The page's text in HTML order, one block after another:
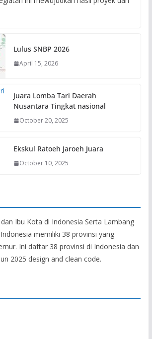
Lulus SNBP 2026
April 15, 2026
Juara Lomba Tari Daerah
Nusantara Tingkat nasional
October 20, 2025
Ekskul Ratoeh Jaroeh Juara
October 10, 2025
Ibu Kota di Indonesia Serta Lambang
memiliki 38 provinsi yang
Ini daftar 38 provinsi di Indonesia dan
2025 design and clean code.